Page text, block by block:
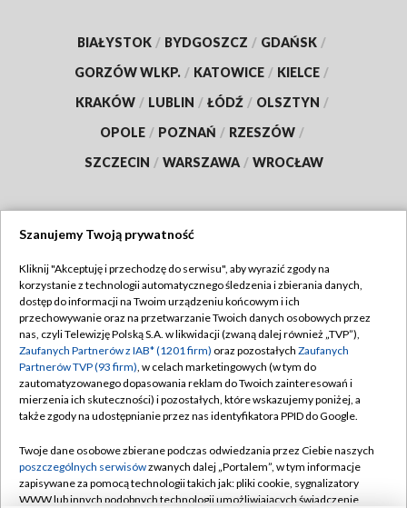
BIAŁYSTOK / BYDGOSZCZ / GDAŃSK /
GORZÓW WLKP. / KATOWICE / KIELCE /
KRAKÓW / LUBLIN / ŁÓDŹ / OLSZTYN /
OPOLE / POZNAŃ / RZESZÓW /
SZCZECIN / WARSZAWA / WROCŁAW
TVP
Abonament TVP
Emisja w TVP
Centrum informacji TVP
Naziemna Telewizja Cyfrowa
Rada Programowa
System NOS
Regulamin TVP
Polityka prywatności
Moje zgody
Pomoc
Kontakt
Szanujemy Twoją prywatność
Kliknij "Akceptuję i przechodzę do serwisu", aby wyrazić zgody na
korzystanie z technologii automatycznego śledzenia i zbierania danych,
dostęp do informacji na Twoim urządzeniu końcowym i ich
przechowywanie oraz na przetwarzanie Twoich danych osobowych przez
nas, czyli Telewizję Polską S.A. w likwidacji (zwaną dalej również „TVP”),
Zaufanych Partnerów z IAB* (1201 firm) oraz pozostałych Zaufanych
Partnerów TVP (93 firm), w celach marketingowych (w tym do
zautomatyzowanego dopasowania reklam do Twoich zainteresowań i
mierzenia ich skuteczności) i pozostałych, które wskazujemy poniżej, a
także zgody na udostępnianie przez nas identyfikatora PPID do Google.
Twoje dane osobowe zbierane podczas odwiedzania przez Ciebie naszych
poszczególnych serwisówzwanych dalej „Portalem”, w tym informacje
zapisywane za pomocą technologii takich jak: pliki cookie, sygnalizatory
WWW lub innych podobnych technologii umożliwiających świadczenie